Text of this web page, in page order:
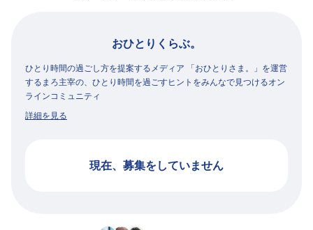
おひとりくらぶ。
ひとり時間の過ごし方を提案するメディア 「おひとりさま。」を運営
するまろ主宰の、ひとり時間を過ごすヒントをみんなで見つけるオン
ラインコミュニティ
詳細を見る
現在、募集をしていません